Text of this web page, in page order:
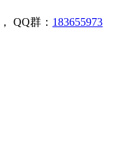
， QQ群： 183655973